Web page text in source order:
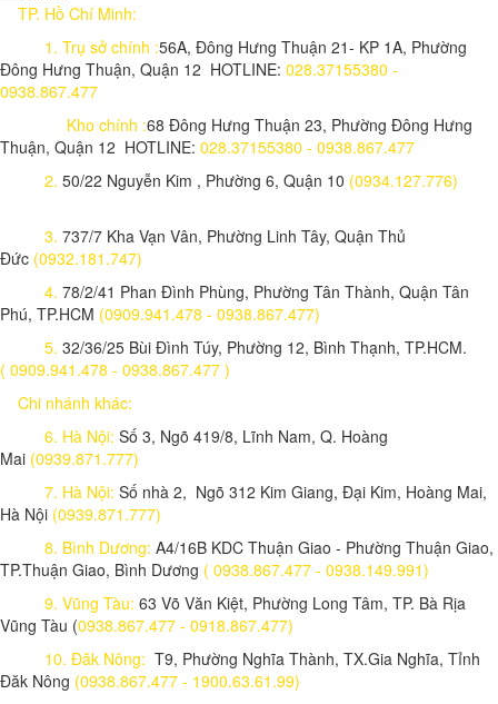
TP. Hồ Chí Minh:
1. Trụ sở chính :56A, Đông Hưng Thuận 21- KP 1A, Phường
Đông Hưng Thuận, Quận 12 HOTLINE: 028.37155380 -
0938.867.477
Kho chính :68 Đông Hưng Thuận 23, Phường Đông Hưng
Thuận, Quận 12 HOTLINE: 028.37155380 - 0938.867.477
2. 50/22 Nguyễn Kim , Phường 6, Quận 10 (0934.127.776)
3. 737/7 Kha Vạn Vân, Phường Linh Tây, Quận Thủ
Đức (0932.181.747)
4. 78/2/41 Phan Đình Phùng, Phường Tân Thành, Quận Tân
Phú, TP.HCM (0909.941.478 - 0938.867.477)
5. 32/36/25 Bùi Đình Túy, Phường 12, Bình Thạnh, TP.HCM.
( 0909.941.478 - 0938.867.477 )
Chi nhánh khác:
6. Hà Nội: Số 3, Ngõ 419/8, Lĩnh Nam, Q. Hoàng
Mai (0939.871.777)
7. Hà Nội: Số nhà 2, Ngõ 312 Kim Giang, Đại Kim, Hoàng Mai,
Hà Nội (0939.871.777)
8. Bình Dương: A4/16B KDC Thuận Giao - Phường Thuận Giao,
TP.Thuận Giao, Bình Dương ( 0938.867.477 - 0938.149.991)
9. Vũng Tàu: 63 Võ Văn Kiệt, Phường Long Tâm, TP. Bà Rịa
Vũng Tàu (0938.867.477 - 0918.867.477)
10. Đăk Nông: T9, Phường Nghĩa Thành, TX.Gia Nghĩa, Tỉnh
Đăk Nông (0938.867.477 - 1900.63.61.99)